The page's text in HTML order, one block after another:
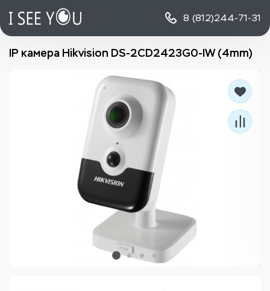
8 (812)244-71-31
IP камера Hikvision DS-2CD2423G0-IW (4mm)